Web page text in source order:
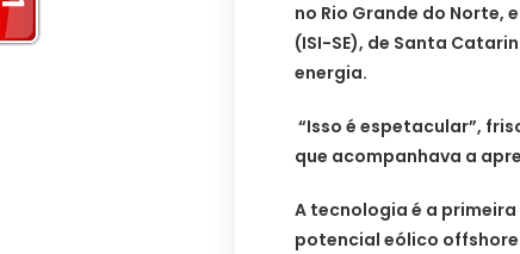
no Rio Grande do Norte,
(ISI-SE), de Santa
energia.
“Isso é espetacular”,
que acompanhava a
A tecnologia é a
potencial eólico